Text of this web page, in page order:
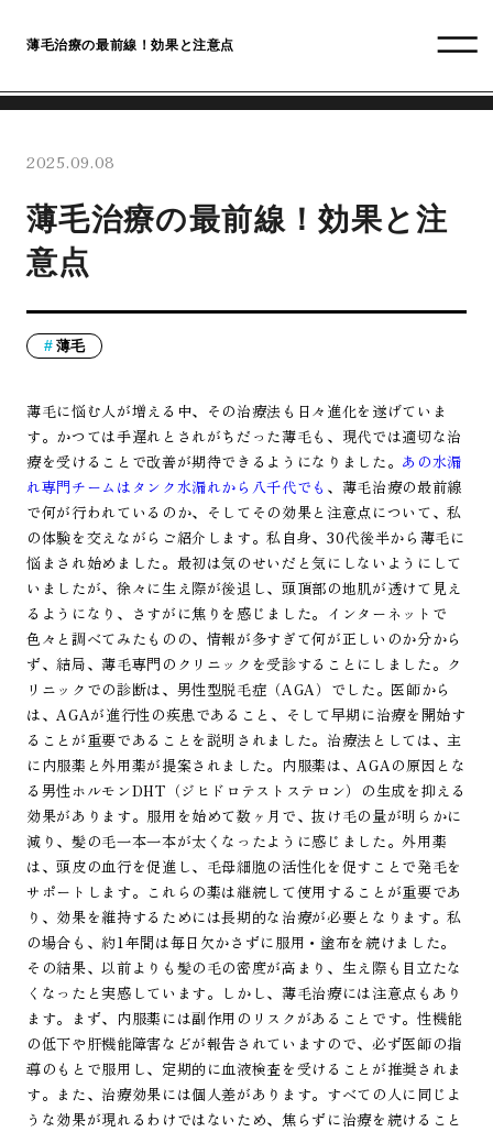
薄毛治療の最前線！効果と注意点
2025.09.08
薄毛治療の最前線！効果と注
意点
薄毛
薄毛に悩む人が増える中、その治療法も日々進化を遂げていま
す。かつては手遅れとされがちだった薄毛も、現代では適切な治
療を受けることで改善が期待できるようになりました。 あの水漏
れ専門チームはタンク水漏れから八千代でも 、薄毛治療の最前線
で何が行われているのか、そしてその効果と注意点について、私
の体験を交えながらご紹介します。私自身、30代後半から薄毛に
悩まされ始めました。最初は気のせいだと気にしないようにして
いましたが、徐々に生え際が後退し、頭頂部の地肌が透けて見え
るようになり、さすがに焦りを感じました。インターネットで
色々と調べてみたものの、情報が多すぎて何が正しいのか分から
ず、結局、薄毛専門のクリニックを受診することにしました。ク
リニックでの診断は、男性型脱毛症（AGA）でした。医師から
は、AGAが進行性の疾患であること、そして早期に治療を開始す
ることが重要であることを説明されました。治療法としては、主
に内服薬と外用薬が提案されました。内服薬は、AGAの原因とな
る男性ホルモンDHT（ジヒドロテストステロン）の生成を抑える
効果があります。服用を始めて数ヶ月で、抜け毛の量が明らかに
減り、髪の毛一本一本が太くなったように感じました。外用薬
は、頭皮の血行を促進し、毛母細胞の活性化を促すことで発毛を
サポートします。これらの薬は継続して使用することが重要であ
り、効果を維持するためには長期的な治療が必要となります。私
の場合も、約1年間は毎日欠かさずに服用・塗布を続けました。
その結果、以前よりも髪の毛の密度が高まり、生え際も目立たな
くなったと実感しています。しかし、薄毛治療には注意点もあり
ます。まず、内服薬には副作用のリスクがあることです。性機能
の低下や肝機能障害などが報告されていますので、必ず医師の指
導のもとで服用し、定期的に血液検査を受けることが推奨されま
す。また、治療効果には個人差があります。すべての人に同じよ
うな効果が現れるわけではないため、焦らずに治療を続けること